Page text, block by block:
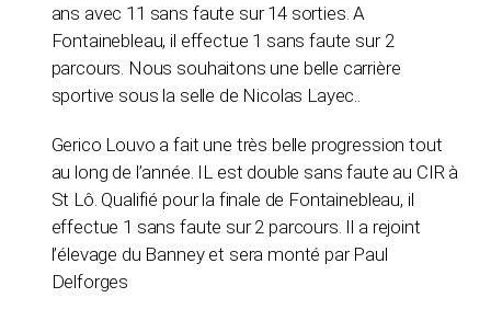
ans avec 11 sans faute sur 14 sorties. A
Fontainebleau, il effectue 1 sans faute sur 2
parcours. Nous souhaitons une belle carrière
sportive sous la selle de Nicolas Layec.
Gerico Louvo a fait une très belle progression tout
au long de l’année. IL est double sans faute au CIR à
St Lô. Qualifié pour la finale de Fontainebleau, il
effectue 1 sans faute sur 2 parcours. Il a rejoint
l’élevage du Banney et sera monté par Paul
Delforges